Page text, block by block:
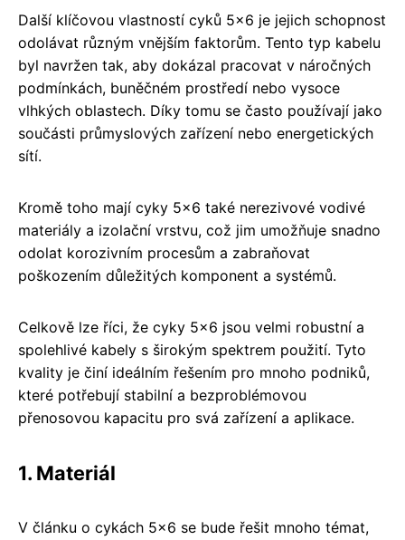
Další klíčovou vlastností cyků 5x6 je jejich schopnost
odolávat různým vnějším faktorům. Tento typ kabelu
byl navržen tak, aby dokázal pracovat v náročných
podmínkách, buněčném prostředí nebo vysoce
vlhkých oblastech. Díky tomu se často používají jako
součásti průmyslových zařízení nebo energetických
sítí.
Kromě toho mají cyky 5x6 také nerezivové vodivé
materiály a izolační vrstvu, což jim umožňuje snadno
odolat korozivním procesům a zabraňovat
poškozením důležitých komponent a systémů.
Celkově lze říci, že cyky 5x6 jsou velmi robustní a
spolehlivé kabely s širokým spektrem použití. Tyto
kvality je činí ideálním řešením pro mnoho podniků,
které potřebují stabilní a bezproblémovou
přenosovou kapacitu pro svá zařízení a aplikace.
1. Materiál
V článku o cykách 5x6 se bude řešit mnoho témat,